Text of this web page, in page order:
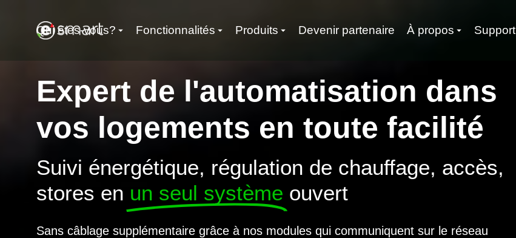
Qui êtes-vous? Fonctionnalités Produits Devenir partenaire À propos Support
Expert de l'automatisation dans
vos logements en toute facilité
Suivi énergétique, régulation de chauffage, accès,
stores en un seul système ouvert
Sans câblage supplémentaire grâce à nos modules qui communiquent sur le réseau